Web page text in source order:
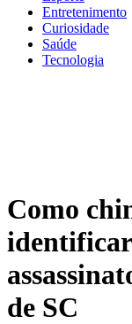
Entretenimento
Curiosidade
Saúde
Tecnologia
Como
de SC